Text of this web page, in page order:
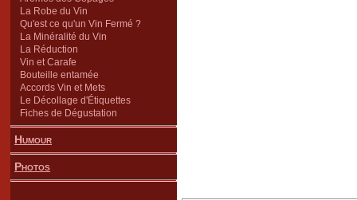
La Robe du Vin
Qu'est ce qu'un Vin Fermé ?
La Minéralité du Vin
La Réduction
Vin et Carafe
Bouteille entamée
Accords Vin et Mets
Le Décollage d'Étiquettes
Fiches de Dégustation
Humour
Photos